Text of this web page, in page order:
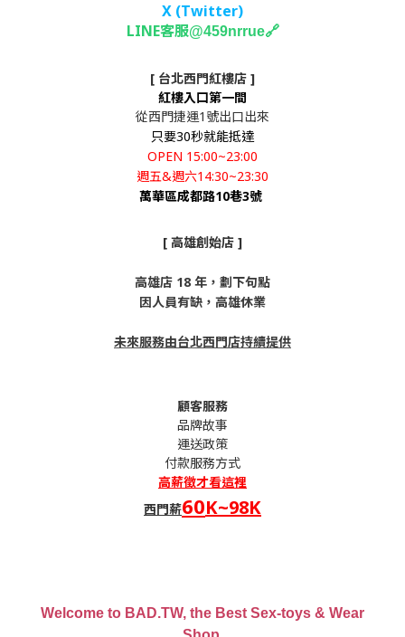
X (Twitter)
LINE客服@459nrrue🔗
[ 台北西門紅樓店 ]
紅樓入口第一間
從西門捷運1號出口出來
只要30秒就能抵達
OPEN 15:00~23:00
週五&週六14:30~23:30
萬華區成都路10巷3號
[ 高雄創始店 ]
高雄店 18 年，劃下句點
因人員有缺，高雄休業
未來服務由台北西門店持續提供
顧客服務
品牌故事
運送政策
付款服務方式
高薪徵才看這裡
西門薪60K~98K
Welcome to BAD.TW, the Best Sex-toys & Wear